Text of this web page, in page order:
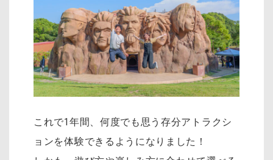
これで1年間、何度でも思う存分アトラクシ
ョンを体験できるようになりました！